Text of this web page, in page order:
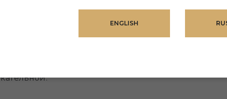
ВЫБОРА ОПРЕДЕЛЕННЫХ ПАРАМЕТРОВ И
выбрать определенные параметры
и т. д. Это особенно актуально для
тщательным. А учитывая, что при этом вы
ENGLISH